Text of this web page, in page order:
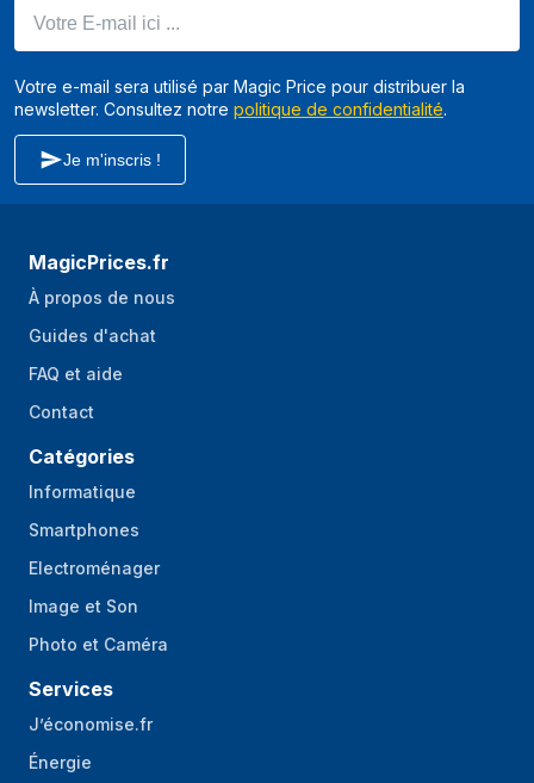
Votre e-mail sera utilisé par Magic Price pour distribuer la
newsletter. Consultez notre politique de confidentialité.
Je m'inscris !
MagicPrices.fr
À propos de nous
Guides d'achat
FAQ et aide
Contact
Catégories
Informatique
Smartphones
Electroménager
Image et Son
Photo et Caméra
Services
J’économise.fr
Énergie